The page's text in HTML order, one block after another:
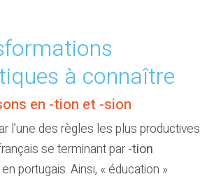
à connaître
en -tion et -sion
l’une des règles les plus productives
se terminant par-tion
en portugais. Ainsi, « éducation »